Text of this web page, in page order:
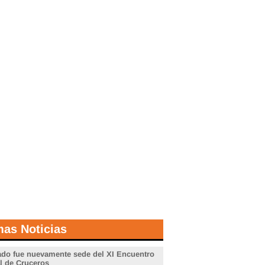
Noticias
fue nuevamente sede del XI Encuentro
de Cruceros